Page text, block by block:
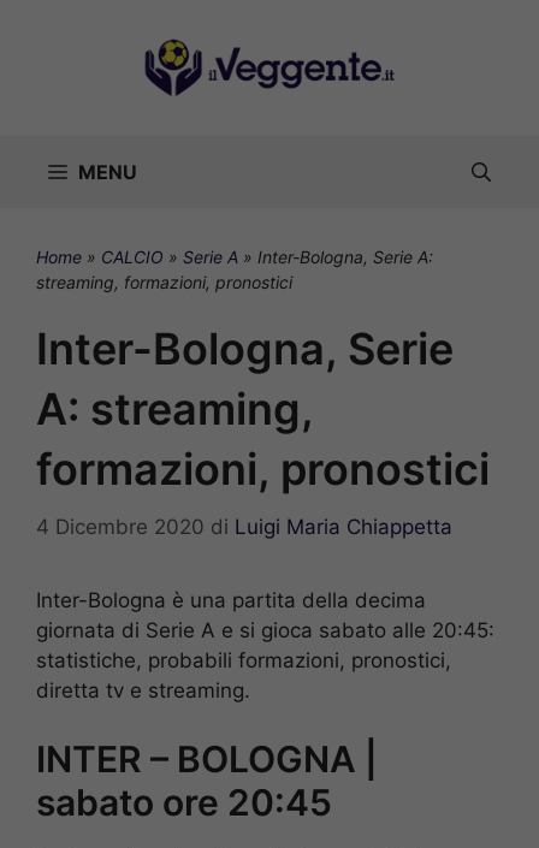
MENU
Home » CALCIO » Serie A » Inter-Bologna, Serie A:
streaming, formazioni, pronostici
Inter-Bologna, Serie
A: streaming,
formazioni, pronostici
4 Dicembre 2020 di Luigi Maria Chiappetta
Inter-Bologna è una partita della decima
giornata di Serie A e si gioca sabato alle 20:45:
statistiche, probabili formazioni, pronostici,
diretta tv e streaming.
INTER – BOLOGNA |
sabato ore 20:45